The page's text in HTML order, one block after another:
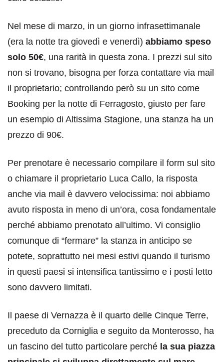
Nel mese di marzo, in un giorno infrasettimanale
(era la notte tra giovedì e venerdì) abbiamo speso
solo 50€, una rarità in questa zona. I prezzi sul sito
non si trovano, bisogna per forza contattare via mail
il proprietario; controllando però su un sito come
Booking per la notte di Ferragosto, giusto per fare
un esempio di Altissima Stagione, una stanza ha un
prezzo di 90€.
Per prenotare è necessario compilare il form sul sito
o chiamare il proprietario Luca Callo, la risposta
anche via mail è davvero velocissima: noi abbiamo
avuto risposta in meno di un’ora, cosa fondamentale
perché abbiamo prenotato all’ultimo. Vi consiglio
comunque di “fermare” la stanza in anticipo se
potete, soprattutto nei mesi estivi quando il turismo
in questi paesi si intensifica tantissimo e i posti letto
sono davvero limitati.
Il paese di Vernazza è il quarto delle Cinque Terre,
preceduto da Corniglia e seguito da Monterosso, ha
un fascino del tutto particolare perché la sua piazza